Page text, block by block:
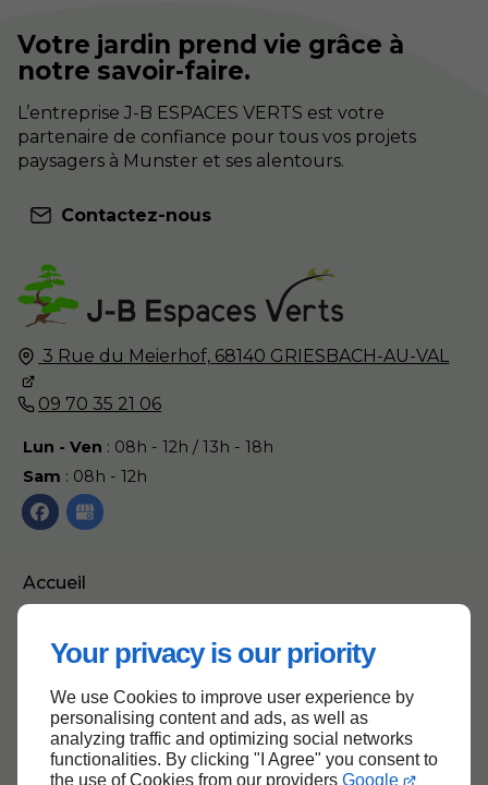
Your privacy is our priority
We use Cookies to improve user experience by
personalising content and ads, as well as
analyzing traffic and optimizing social networks
functionalities. By clicking "I Agree" you consent to
the use of Cookies from our providers Google
3 Rue du Meierhof, 68140 GRIESBACH-AU-VAL
09 70 35 21 06
Lun - Ven : 08h - 12h / 13h - 18h
Sam : 08h - 12h
Accueil
Mentions légales
Plan du site
Votre jardin prend vie grâce à
notre savoir-faire.
L’entreprise J-B ESPACES VERTS est votre
partenaire de confiance pour tous vos projets
paysagers à Munster et ses alentours.
Contactez-nous